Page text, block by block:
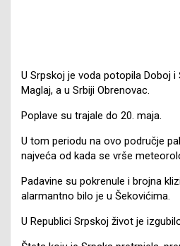
U Srpskoj je voda potopila Doboj i
Maglaj, a u Srbiji Obrenovac.
Poplave su trajale do 20. maja.
U tom periodu na ovo područje
najveća od kada se vrše
Padavine su pokrenule i brojna
alarmantno bilo je u Šekovićima.
U Republici Srpskoj život je